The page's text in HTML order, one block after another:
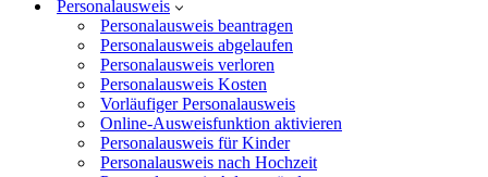
Personalausweis
Personalausweis beantragen
Personalausweis abgelaufen
Personalausweis verloren
Personalausweis Kosten
Vorläufiger Personalausweis
Online-Ausweisfunktion aktivieren
Personalausweis für Kinder
Personalausweis nach Hochzeit